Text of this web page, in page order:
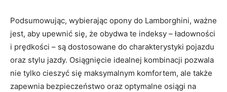
Podsumowując, wybierając opony do Lamborghini, ważne
jest, aby upewnić się, że obydwa te indeksy – ładowności
i prędkości – są dostosowane do charakterystyki pojazdu
oraz stylu jazdy. Osiągnięcie idealnej kombinacji pozwala
nie tylko cieszyć się maksymalnym komfortem, ale także
zapewnia bezpieczeństwo oraz optymalne osiągi na